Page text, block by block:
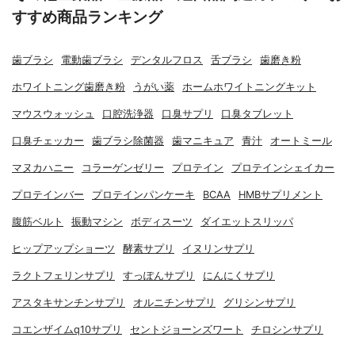
すすめ商品ランキング
歯ブラシ 電動歯ブラシ デンタルフロス 舌ブラシ 歯磨き粉
ホワイトニング歯磨き粉 うがい薬 ホームホワイトニングキット
マウスウォッシュ 口腔洗浄器 口臭サプリ 口臭タブレット
口臭チェッカー 歯ブラシ除菌器 歯マニキュア 青汁 オートミール
マヌカハニー コラーゲンゼリー プロテイン プロテインシェイカー
プロテインバー プロテインパンケーキ BCAA HMBサプリメント
腹筋ベルト 振動マシン ボディスーツ ダイエットスリッパ
ヒップアップショーツ 酵素サプリ イヌリンサプリ
ラクトフェリンサプリ すっぽんサプリ にんにくサプリ
アスタキサンチンサプリ オルニチンサプリ グリシンサプリ
コエンザイムq10サプリ セントジョーンズワート チロシンサプリ